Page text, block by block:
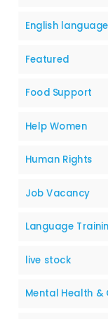
English language
Featured
Food Support
Help Women
Human Rights
Job Vacancy
Language
live stock
Mental Health &